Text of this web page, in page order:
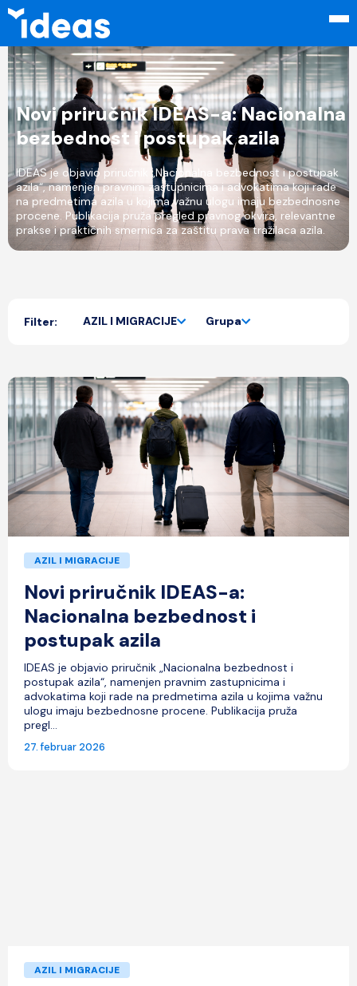
Novi priručnik IDEAS-a: Nacionalna
bezbednost i postupak azila
IDEAS je objavio priručnik „Nacionalna bezbednost i postupak
azila“, namenjen pravnim zastupnicima i advokatima koji rade
na predmetima azila u kojima važnu ulogu imaju bezbednosne
procene. Publikacija pruža pregled pravnog okvira, relevantne
prakse i praktičnih smernica za zaštitu prava tražilaca azila.
Filter: AZIL I MIGRACIJE Grupa
AZIL I MIGRACIJE
Novi priručnik IDEAS-a:
Nacionalna bezbednost i
postupak azila
IDEAS je objavio priručnik „Nacionalna bezbednost i
postupak azila“, namenjen pravnim zastupnicima i
advokatima koji rade na predmetima azila u kojima važnu
ulogu imaju bezbednosne procene. Publikacija pruža
pregl...
27. februar 2026
AZIL I MIGRACIJE